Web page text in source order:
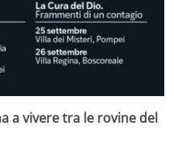
a vivere tra le rovine del